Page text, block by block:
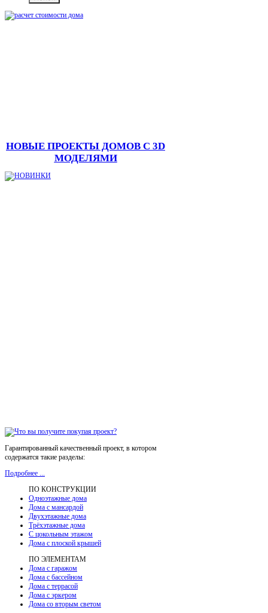
НОВЫЕ ПРОЕКТЫ ДОМОВ С 3D
МОДЕЛЯМИ
Гарантированный качественный проект, в котором
содержатся такие разделы:
Подробнее ...
ПО КОНСТРУКЦИИ
Одноэтажные дома
Дома с мансардой
Двухэтажные дома
Трёхэтажные дома
С цокольным этажом
Дома с плоской крышей
ПО ЭЛЕМЕНТАМ
Дома с гаражом
Дома с бассейном
Дома с террасой
Дома с эркером
Дома со вторым светом